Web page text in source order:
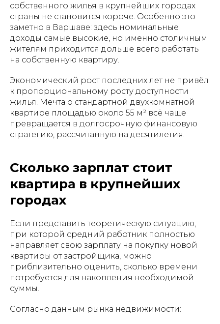
собственного жилья в крупнейших городах
страны не становится короче. Особенно это
заметно в Варшаве: здесь номинальные
доходы самые высокие, но именно столичным
жителям приходится дольше всего работать
на собственную квартиру.
Экономический рост последних лет не привёл
к пропорциональному росту доступности
жилья. Мечта о стандартной двухкомнатной
квартире площадью около 55 м² всё чаще
превращается в долгосрочную финансовую
стратегию, рассчитанную на десятилетия.
Сколько зарплат стоит
квартира в крупнейших
городах
Если представить теоретическую ситуацию,
при которой средний работник полностью
направляет свою зарплату на покупку новой
квартиры от застройщика, можно
приблизительно оценить, сколько времени
потребуется для накопления необходимой
суммы.
Согласно данным рынка недвижимости: